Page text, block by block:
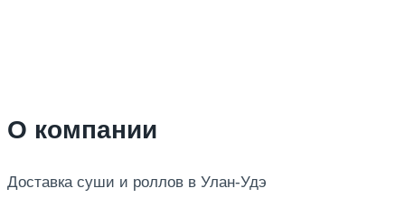
О компании
Доставка суши и роллов в Улан-Удэ